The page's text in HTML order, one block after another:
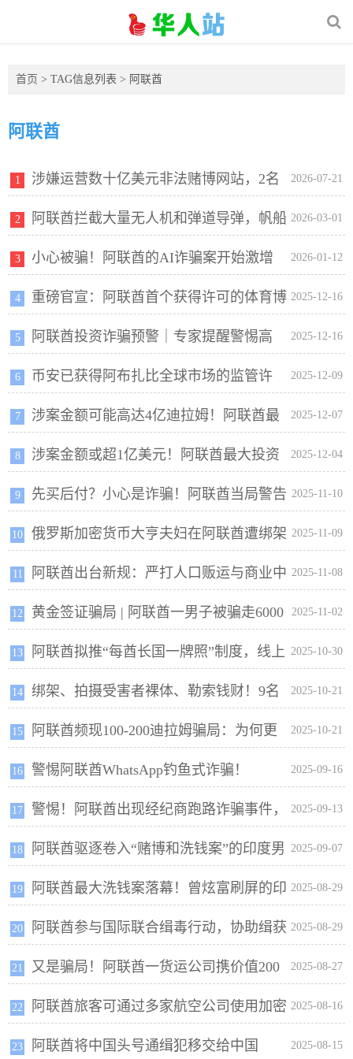
首页 > TAG信息列表 > 阿联酋
阿联酋
2026-07-21
1 涉嫌运营数十亿美元非法赌博网站，2名
韩国嫌疑人在阿联酋落网并被引渡 2026-03-01
2 阿联酋拦截大量无人机和弹道导弹，帆船
酒店起火，迪拜机场遇袭，提醒在阿联酋中国公民加
强安全防范
2026-01-12
3 小心被骗！阿联酋的AI诈骗案开始激增
2025-12-16
4 重磅官宣：阿联酋首个获得许可的体育博
彩和网络博彩网站上线 2025-12-16
5 阿联酋投资诈骗预警｜专家提醒警惕高
“保底收益” 陷阱 2025-12-09
6 币安已获得阿布扎比全球市场的监管许
可，将可以开展三大业务 2025-12-07
7 涉案金额可能高达4亿迪拉姆！阿联酋最
大投资诈骗案更多细节曝光 2025-12-04
8 涉案金额或超1亿美元！阿联酋最大投资
诈骗案主谋因为点外卖泄露藏身之处，在印度被捕
2025-11-10
9 先买后付？小心是诈骗！阿联酋当局警告
购物者警惕新型骗局 2025-11-09
10 俄罗斯加密货币大亨夫妇在阿联酋遭绑架
和分尸，7名犯罪嫌疑人被逮捕 2025-11-08
11 阿联酋出台新规：严打人口贩运与商业中
心“虚假本地化”行为 2025-11-02
12 黄金签证骗局 | 阿联酋一男子被骗走6000
迪拉姆 2025-10-30
13 阿联酋拟推“每酋长国一牌照”制度，线上
博彩合法化 进入倒计时！ 2025-10-21
14 绑架、拍摄受害者裸体、勒索钱财！9名
阿拉伯人将在阿联酋接受审判 2025-10-21
15 阿联酋频现100-200迪拉姆骗局：为何更
多居民沦为“微型诈骗”受害者？ 2025-09-16
16 警惕阿联酋WhatsApp钓鱼式诈骗！
2025-09-13
17 警惕！阿联酋出现经纪商跑路诈骗事件，
投资者损失惨重！ 2025-09-07
18 阿联酋驱逐卷入“赌博和洗钱案”的印度男
子，其涉案金额高达9.58亿迪拉姆 2025-08-29
19 阿联酋最大洗钱案落幕！曾炫富刷屏的印
度富豪被判罚1.5亿迪拉姆，家族商业帝国一夜倾覆
2025-08-29
20 阿联酋参与国际联合缉毒行动，协助缉获
822吨毒品，价值高达29亿美元 2025-08-27
21 又是骗局！阿联酋一货运公司携价值200
万迪拉姆“人间蒸发” 2025-08-16
22 阿联酋旅客可通过多家航空公司使用加密
货币购买机票 2025-08-15
23 阿联酋将中国头号通缉犯移交给中国